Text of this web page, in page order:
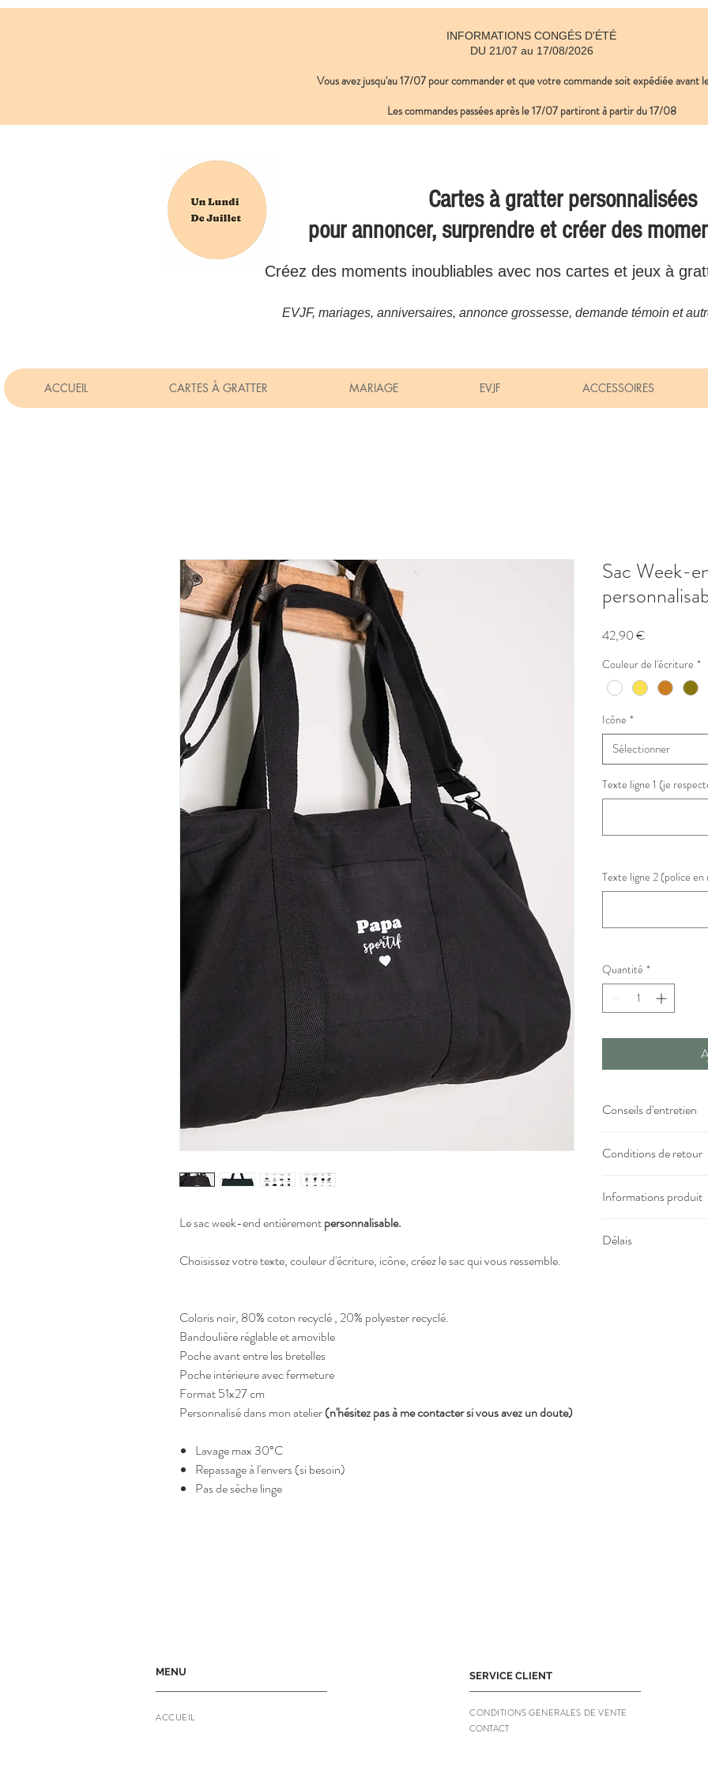
INFORMATIONS CONGÉS D'ÉTÉ
DU 21/07 au 17/08/2026
Vous avez jusqu'au 17/07 pour commander et que votre commande soit expédiée avant
Les commandes passées après le 17/07 partiront à partir du 17/08
Cartes à gratter personnalisées
pour annoncer, surprendre et créer des
Créez des moments inoubliables avec nos cartes et jeux à
EVJF, mariages, anniversaires, annonce grossesse, demande témoin et
ACCUEIL CARTES À GRATTER MARIAGE EVJF ACCESSOIRES
Le sac week-end entièrementpersonnalisable.
Choisissez votre texte, couleur d'écriture, icône, créez le sac qui vous ressemble.
Coloris noir, 80% coton recyclé , 20% polyester recyclé.
Bandoulière réglable et amovible
Poche avant entre les bretelles
Poche intérieure avec fermeture
Format 51x27 cm
Personnalisé dans mon atelier(n'hésitez pas à me contacter si vous avez un doute)
Lavage max 30°C
Repassage à l'envers (si besoin)
Pas de sèche linge
Sac Week-
42,90 €
Couleur de l'écriture *
Icône *
Sélectionner
Texte ligne 1 (je
Texte ligne 2 (police
Quantité *
Conseils d'entretien
Repassage à
Pas de sèche linge
Conditions de retour
Informations produit
80% coton
Délais
MENU
ACCUEIL
SERVICE CLIENT
CONDITIONS GENERALES DE VENTE
CONTACT